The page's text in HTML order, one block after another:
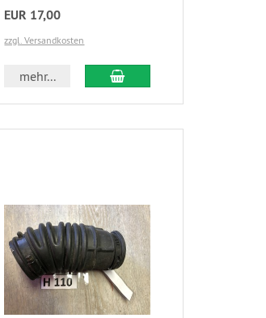
EUR 17,00
zzgl. Versandkosten
mehr...